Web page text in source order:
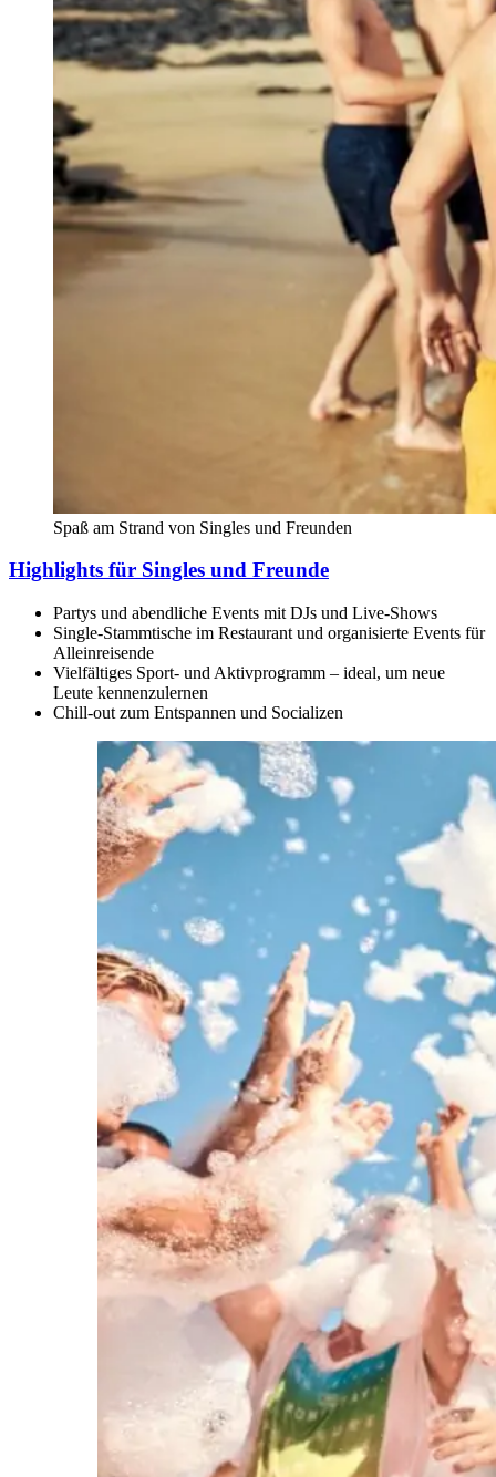
Spaß am Strand von Singles und Freunden
Highlights für Singles und Freunde
Partys und abendliche Events mit DJs und Live-Shows
Single-Stammtische im Restaurant und organisierte Events für
Alleinreisende
Vielfältiges Sport- und Aktivprogramm – ideal, um neue
Leute kennenzulernen
Chill-out zum Entspannen und Socializen